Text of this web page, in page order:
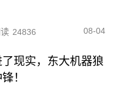
24836 08-04
现实，东大机器狼
！